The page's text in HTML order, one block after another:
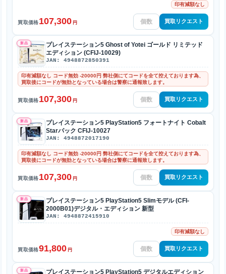
印有減額なし
買取価格107,300 円 買取リクエスト
新品
プレイステーション5 Ghost of Yotei ゴールド リミテッド
エディション (CFIJ-10029)
JAN: 4948872850391
印有減額なし コード無効 -20000円 弊社側にてコードを全て控えております為、
買取後にコードが無効となっている場合は警察に通報致します。
買取価格107,300 円 買取リクエスト
新品
プレイステーション5 PlayStation5 フォートナイト Cobalt
Starパック CFIJ-10027
JAN: 4948872017190
印有減額なし コード無効 -20000円 弊社側にてコードを全て控えております為、
買取後にコードが無効となっている場合は警察に通報致します。
買取価格107,300 円 買取リクエスト
新品
プレイステーション5 PlayStation5 Slimモデル (CFI-
2000B01)デジタル・エディション 新型
JAN: 4948872415910
印有減額なし
買取価格91,800 円 買取リクエスト
新品 プレイステーション5 PlayStation5 デジタルエディション